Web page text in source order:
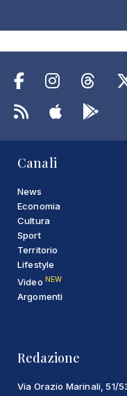
Canali
News
Economia
Cultura
Sport
Territorio
Lifestyle
Video NEW
Argomenti
Redazione
Via Orazio Marinali, 51/